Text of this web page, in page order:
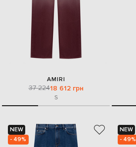
AMIRI
37 22418 612 грн
S
NEW
- 49%
NEW
- 49%